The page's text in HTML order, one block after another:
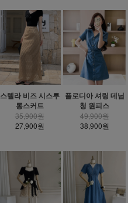
스텔라 비즈 시스루
롱스커트
35,900원
27,900원
플로디아 셔링 데님
청 원피스
49,900원
38,900원